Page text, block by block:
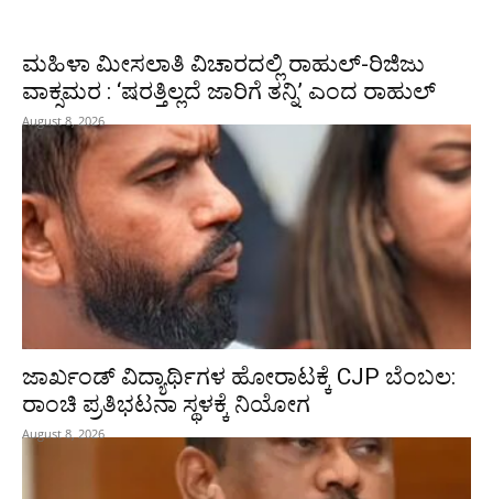
ಮಹಿಳಾ ಮೀಸಲಾತಿ ವಿಚಾರದಲ್ಲಿ ರಾಹುಲ್‌-ರಿಜಿಜು
ವಾಕ್ಸಮರ : ‘ಷರತ್ತಿಲ್ಲದೆ ಜಾರಿಗೆ ತನ್ನಿ’ ಎಂದ ರಾಹುಲ್‌
August 8, 2026
ಜಾರ್ಖಂಡ್‌ ವಿದ್ಯಾರ್ಥಿಗಳ ಹೋರಾಟಕ್ಕೆ CJP ಬೆಂಬಲ:
ರಾಂಚಿ ಪ್ರತಿಭಟನಾ ಸ್ಥಳಕ್ಕೆ ನಿಯೋಗ
August 8, 2026